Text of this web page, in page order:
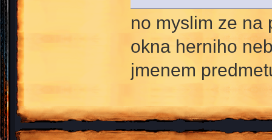
no myslim ze na
okna herniho
jmenem